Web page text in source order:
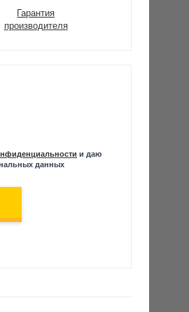
Гарантия
производителя
и даю
данных